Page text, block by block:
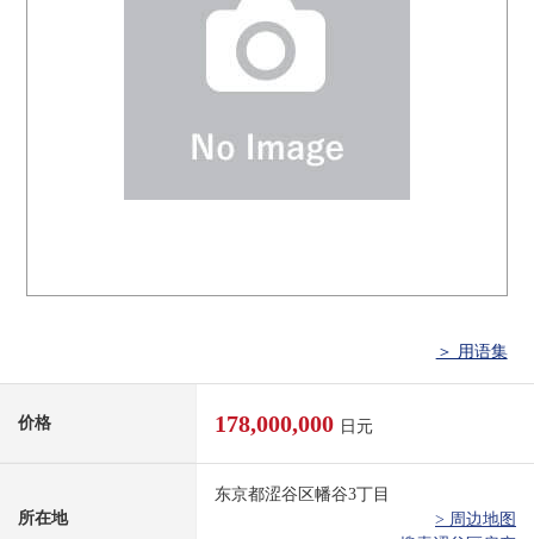
＞ 用语集
价格 178,000,000 日元
所在地
东京都涩谷区幡谷3丁目
> 周边地图